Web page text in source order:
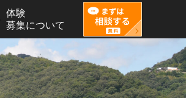
体験
募集について